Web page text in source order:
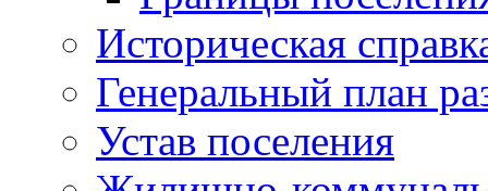
Историческая
Генеральный план
Устав поселения